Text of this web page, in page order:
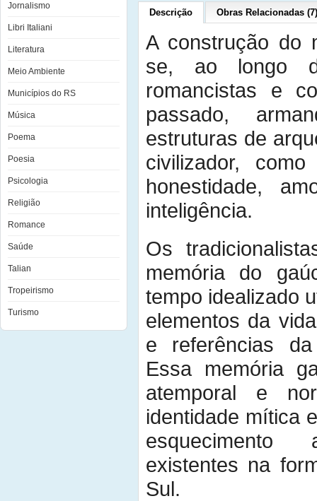
Jornalismo
Libri Italiani
Literatura
Meio Ambiente
Municípios do RS
Música
Poema
Poesia
Psicologia
Religião
Romance
Saúde
Talian
Tropeirismo
Turismo
Descrição Obras Relacionadas (7)
A construção do
se, ao longo
romancistas e
passado,
estruturas de
civilizador, como
honestidade,
inteligência.
Os
memória do
tempo idealizado
elementos da
e referências da
Essa memória
atemporal e
identidade mítica
existentes na
Sul.